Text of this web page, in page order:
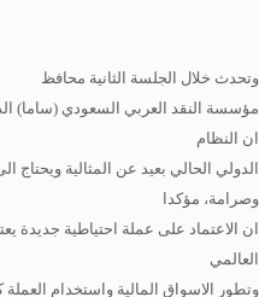
وتحدث خلال الجلسة الثانية محافظ
مؤسسة النقد العربي السعودي (ساما)
ان النظام
الدولي الحالي بعيد عن المثالية ويحتاج
وصرامة، مؤكدا
ان الاعتماد على عملة احتياطية جديدة
العالمي
وتطور الاسواق المالية واستخدام العملة